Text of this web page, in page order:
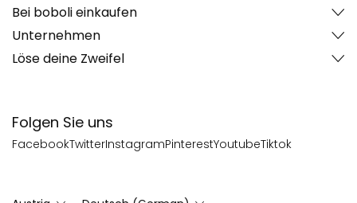
Folgen Sie uns
FacebookTwitterInstagramPinterestYoutubeTiktok
Bei boboli einkaufen
Unternehmen
Löse deine Zweifel